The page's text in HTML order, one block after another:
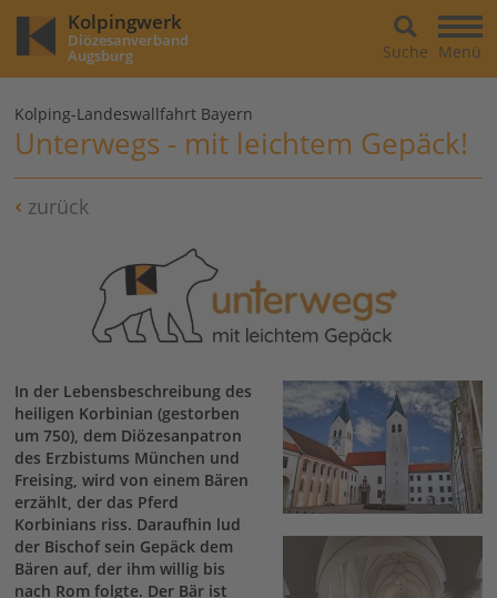
Kolpingwerk
Diözesanverband
Augsburg Menü
Suche
Kolping-Landeswallfahrt Bayern
Unterwegs - mit leichtem Gepäck!
zurück
In der Lebensbeschreibung des
heiligen Korbinian (gestorben
um 750), dem Diözesanpatron
des Erzbistums München und
Freising, wird von einem Bären
erzählt, der das Pferd
Korbinians riss. Daraufhin lud
der Bischof sein Gepäck dem
Bären auf, der ihm willig bis
nach Rom folgte. Der Bär ist